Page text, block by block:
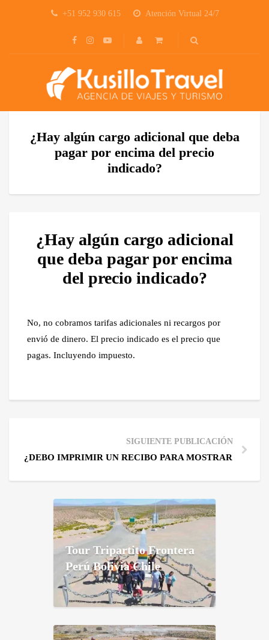
+51 952 930 615 Atención Virtual 24/7
¿Hay algún cargo adicional que deba
pagar por encima del precio
indicado?
¿Hay algún cargo adicional
que deba pagar por encima
del precio indicado?
No, no cobramos tarifas adicionales ni recargos por
envió de dinero. El precio indicado es el precio que
pagas. Incluyendo impuesto.
SIGUIENTE PUBLICACIÓN
¿DEBO IMPRIMIR UN RECIBO PARA MOSTRAR LA
Tour Tripartito Frontera
Perú Bolivia Chile